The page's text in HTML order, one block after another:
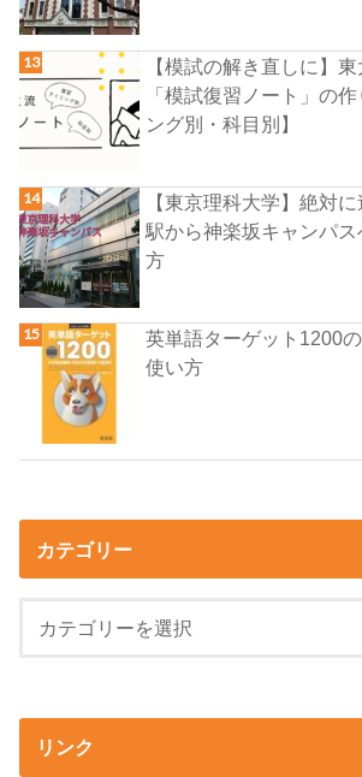
【模試の解き直しに】
「模試復習ノート」の
ング別・科目別】
【東京理科大学】絶対
駅から神楽坂キャンパ
方
英単語ターゲット1200
使い方
カテゴリー
リンク